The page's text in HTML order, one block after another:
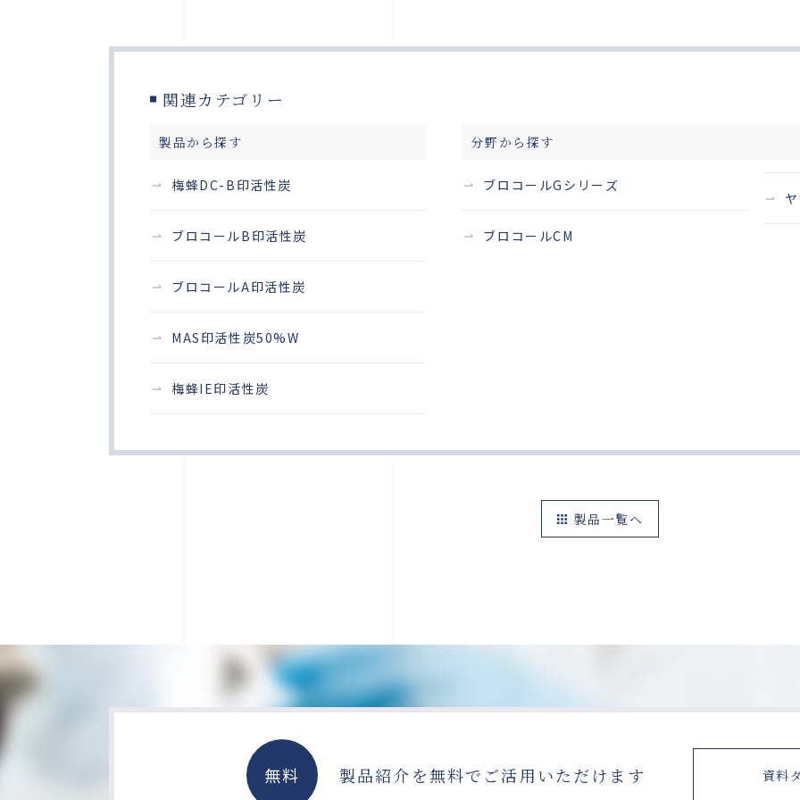
関連カテゴリー
製品から探す
梅蜂DC-B印活性炭
ブロコールB印活性炭
ブロコールA印活性炭
MAS印活性炭50%W
梅蜂IE印活性炭
分野から探す
ブロコールGシリーズ
ブロコールCM
製品一覧へ
無料 製品紹介を無料で ご活用いただけます 資料